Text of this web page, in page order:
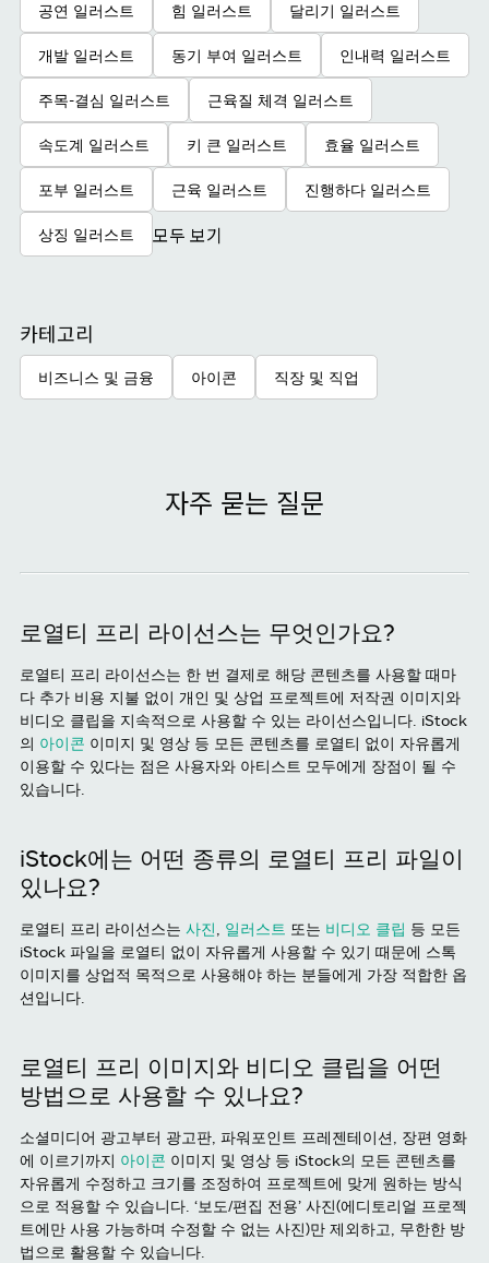
공연 일러스트 힘 일러스트 달리기 일러스트
개발 일러스트 동기 부여 일러스트 인내력 일러스트
주목-결심 일러스트 근육질 체격 일러스트
속도계 일러스트 키 큰 일러스트 효율 일러스트
포부 일러스트 근육 일러스트 진행하다 일러스트
상징 일러스트 모두 보기
카테고리
비즈니스 및 금융 아이콘 직장 및 직업
자주 묻는 질문
로열티 프리 라이선스는 무엇인가요?
로열티 프리 라이선스는 한 번 결제로 해당 콘텐츠를 사용할 때마
다 추가 비용 지불 없이 개인 및 상업 프로젝트에 저작권 이미지와
비디오 클립을 지속적으로 사용할 수 있는 라이선스입니다. iStock
의 아이콘 이미지 및 영상 등 모든 콘텐츠를 로열티 없이 자유롭게
이용할 수 있다는 점은 사용자와 아티스트 모두에게 장점이 될 수
있습니다.
iStock에는 어떤 종류의 로열티 프리 파일이
있나요?
로열티 프리 라이선스는 사진 일러스트 또는 비디오 클립 등 모든
iStock 파일을 로열티 없이 자유롭게 사용할 수 있기 때문에 스톡
이미지를 상업적 목적으로 사용해야 하는 분들에게 가장 적합한 옵
션입니다.
로열티 프리 이미지와 비디오 클립을 어떤
방법으로 사용할 수 있나요?
소셜미디어 광고부터 광고판, 파워포인트 프레젠테이션, 장편 영화
에 이르기까지 아이콘 이미지 및 영상 등 iStock의 모든 콘텐츠를
자유롭게 수정하고 크기를 조정하여 프로젝트에 맞게 원하는 방식
으로 적용할 수 있습니다. ‘보도/편집 전용’ 사진(에디토리얼 프로젝
트에만 사용 가능하며 수정할 수 없는 사진)만 제외하고, 무한한 방
법으로 활용할 수 있습니다.